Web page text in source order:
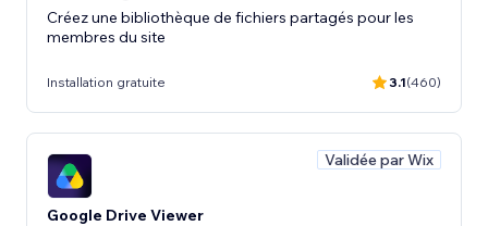
Créez une bibliothèque de fichiers partagés pour les
membres du site
Installation gratuite 3.1(460)
Validée par Wix
Google Drive Viewer